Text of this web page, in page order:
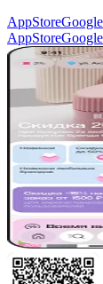
AppStore
AppStore